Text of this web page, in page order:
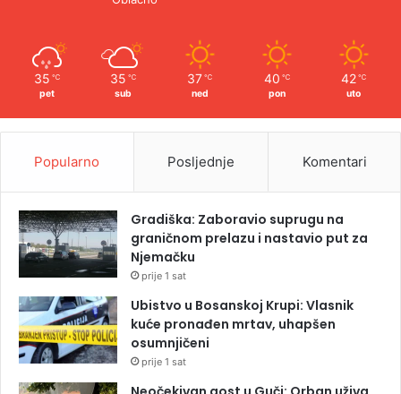
35 ℃
pet
35 ℃
sub
37 ℃
ned
40 ℃
pon
42 ℃
uto
Popularno Posljednje Komentari
Gradiška: Zaboravio suprugu na
graničnom prelazu i nastavio put za
Njemačku
prije 1 sat
Ubistvo u Bosanskoj Krupi: Vlasnik
kuće pronađen mrtav, uhapšen
osumnjičeni
prije 1 sat